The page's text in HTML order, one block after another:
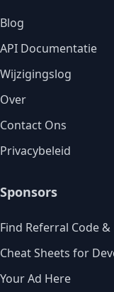
Blog
API Documentatie
Wijzigingslog
Over
Contact Ons
Privacybeleid
Sponsors
Find Referral Code &
Cheat Sheets for
Your Ad Here